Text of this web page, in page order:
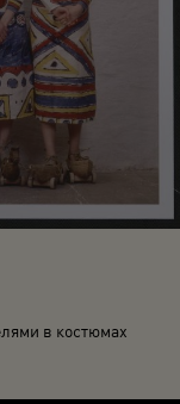
в костюмах